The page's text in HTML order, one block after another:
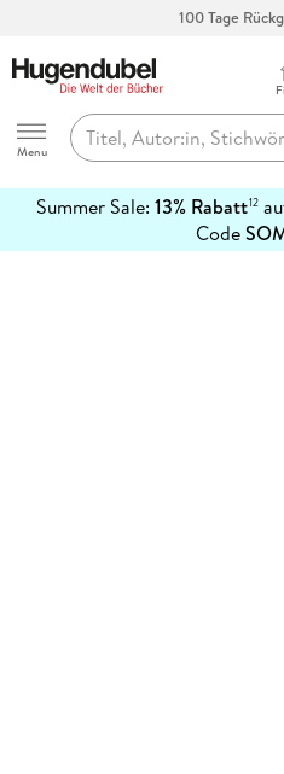
100 Tage
Hugendubel
Menu
Summer Sale: 13% Rabatt12
Code
erfahren